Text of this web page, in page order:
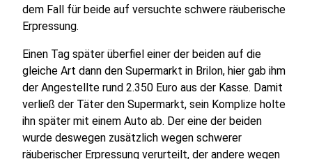
dem Fall für beide auf versuchte schwere räuberische
Erpressung.
Einen Tag später überfiel einer der beiden auf die
gleiche Art dann den Supermarkt in Brilon, hier gab ihm
der Angestellte rund 2.350 Euro aus der Kasse. Damit
verließ der Täter den Supermarkt, sein Komplize holte
ihn später mit einem Auto ab. Der eine der beiden
wurde deswegen zusätzlich wegen schwerer
räuberischer Erpressung verurteilt, der andere wegen